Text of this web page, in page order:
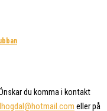
du komma i kontakt
eller på